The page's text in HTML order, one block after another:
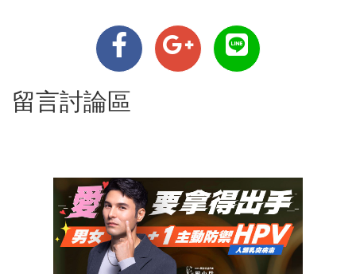
留言討論區